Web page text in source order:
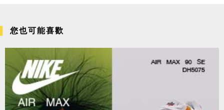
您也可能喜歡